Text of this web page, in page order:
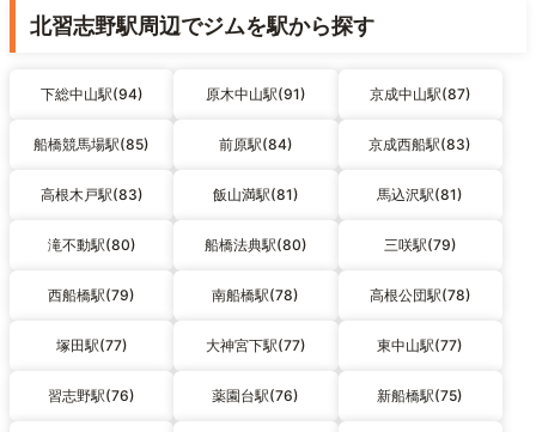
北習志野駅周辺でジムを駅から探す
下総中山駅(94) 原木中山駅(91) 京成中山駅(87)
船橋競馬場駅(85) 前原駅(84) 京成西船駅(83)
高根木戸駅(83) 飯山満駅(81) 馬込沢駅(81)
滝不動駅(80) 船橋法典駅(80) 三咲駅(79)
西船橋駅(79) 南船橋駅(78) 高根公団駅(78)
塚田駅(77) 大神宮下駅(77) 東中山駅(77)
習志野駅(76) 薬園台駅(76) 新船橋駅(75)